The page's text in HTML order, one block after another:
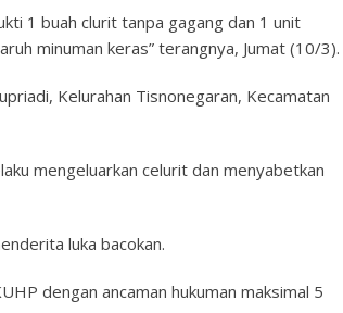
1 buah clurit tanpa gagang dan 1 unit
minuman keras” terangnya, Jumat (10/3).
Kelurahan Tisnonegaran, Kecamatan
mengeluarkan celurit dan menyabetkan
luka bacokan.
dengan ancaman hukuman maksimal 5